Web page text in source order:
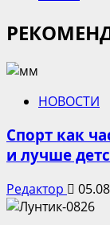
НОВОСТИ
Спорт как
и лучше
Редактор